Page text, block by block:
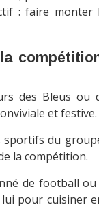
: faire
des Bleus ou
et festive.
sportifs du
la compétition.
de football
lui pour cuisiner